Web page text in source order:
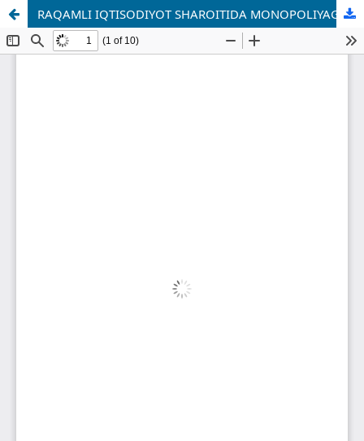
RAQAMLI IQTISODIYOT SHAROITIDA MONOPOLIYAGA QARSHI SIYOSATNI TAKOMILLASHTIRISH YO‘NALISHLARI